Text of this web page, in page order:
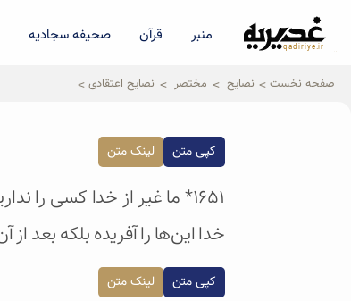
qadiriye.ir
نشریه ی غدیریه-بیانات استاد
منبر قرآن صحیفه سجادیه
صفحه نخست نصایح مختصر نصایح اعتقادی
کپی متن لینک متن
۱۶۵۱* ما غیر از خدا کسی
خدا این‌ها را آفریده بلکه بعد
کپی متن لینک متن